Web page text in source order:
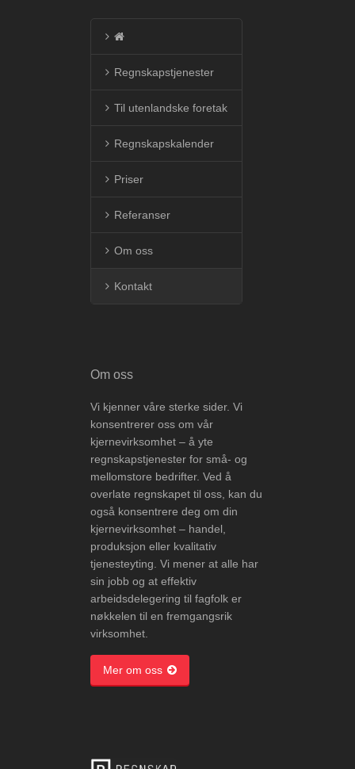
Regnskapstjenester
Til utenlandske foretak
Regnskapskalender
Priser
Referanser
Om oss
Kontakt
Om oss
Vi kjenner våre sterke sider. Vi
konsentrerer oss om vår
kjernevirksomhet – å yte
regnskapstjenester for små- og
mellomstore bedrifter. Ved å
overlate regnskapet til oss, kan du
også konsentrere deg om din
kjernevirksomhet – handel,
produksjon eller kvalitativ
tjenesteyting. Vi mener at alle har
sin jobb og at effektiv
arbeidsdelegering til fagfolk er
nøkkelen til en fremgangsrik
virksomhet.
Mer om oss